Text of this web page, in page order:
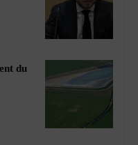
du